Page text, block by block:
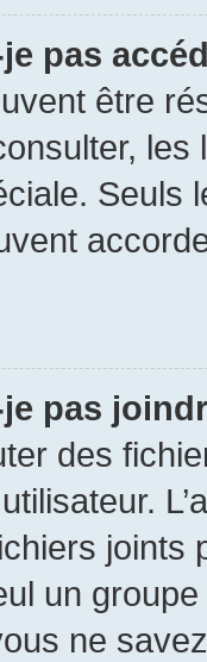
pas
être
Seuls
pas
des
un
ne